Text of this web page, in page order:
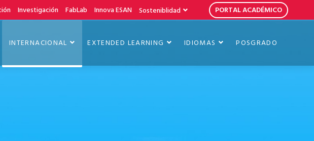
Investigación FabLab Innova ESAN Sosteniblidad PORTAL ACADÉMICO
INTERNACIONAL EXTENDED LEARNING IDIOMAS POSGRADO